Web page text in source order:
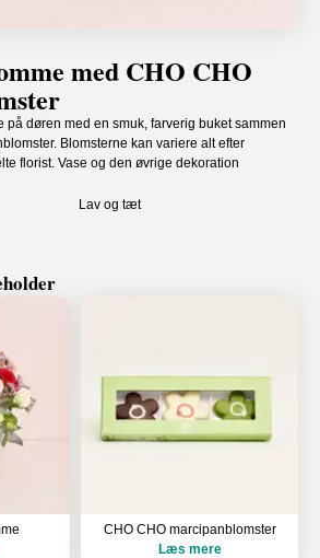
med CHO CHO
døren med en smuk, farverig buket sammen
Blomsterne kan variere alt efter
florist. Vase og den øvrige dekoration
Lav og tæt
CHO CHO marcipanblomster
Læs mere